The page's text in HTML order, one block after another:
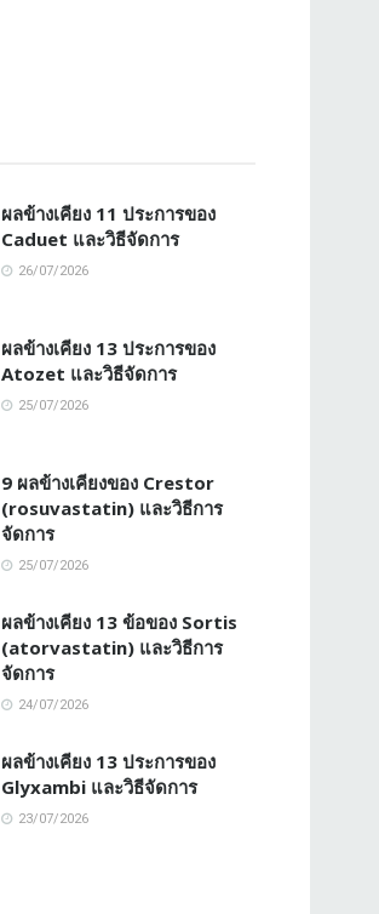
ผลข้างเคียง 11 ประการของ
Caduet และวิธีจัดการ
26/07/2026
ผลข้างเคียง 13 ประการของ
Atozet และวิธีจัดการ
25/07/2026
9 ผลข้างเคียงของ Crestor
(rosuvastatin) และวิธีการ
จัดการ
25/07/2026
ผลข้างเคียง 13 ข้อของ Sortis
(atorvastatin) และวิธีการ
จัดการ
24/07/2026
ผลข้างเคียง 13 ประการของ
Glyxambi และวิธีจัดการ
23/07/2026